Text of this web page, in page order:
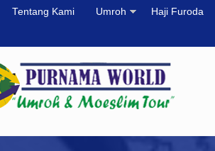
Tentang Kami Umroh Haji Furoda